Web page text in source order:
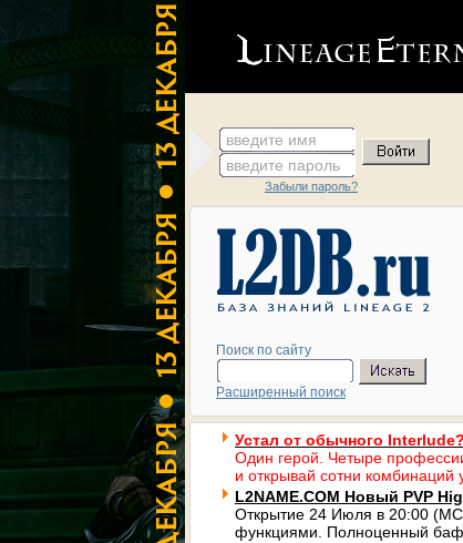
введите имя
введите пароль
Забыли пароль?
Поиск по сайту
Расширенный поиск
Устал от обычного
Один герой. Четыре
и открывай сотни комбинаций
L2NAME.COM Новый PVP
Открытие 24 Июля в 20:00
функциями. Полноценный